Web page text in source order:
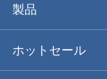
製品
ホットセール